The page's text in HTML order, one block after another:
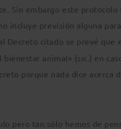
Sin embargo este
incluye previsión alguna
Decreto citado se prevé que
animal» (sic.) en
porque nada dice acerca
pero tan sólo hemos de